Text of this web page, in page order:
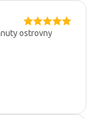
ostrovny